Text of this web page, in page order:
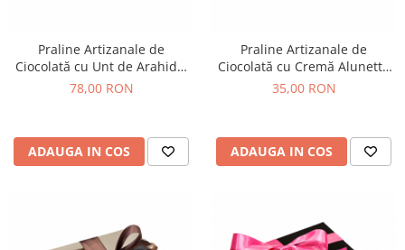
Chec Ciocco
Chec Glasat
Checurile Royal
Prajituri Fabrica de Amandine
Prajituri nuci
Prajituri Red Collection
Praline Artizanale de
Ciocolată cu Unt de Arahide,
Caramel Sărat și Cremă
78,00 RON
ADAUGA IN COS
Praline Artizanale de
Ciocolată cu Cremă Alunetta
100g
35,00 RON
ADAUGA IN COS